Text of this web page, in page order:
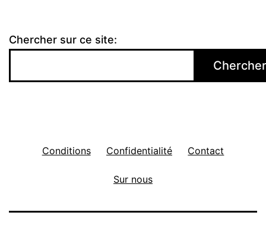
Chercher sur ce site:
Chercher
Conditions Confidentialité Contact
Sur nous